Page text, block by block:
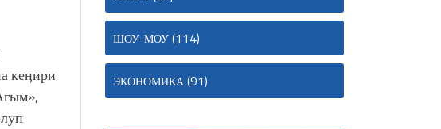
кеӊири
ШОУ-МОУ(114)
ЭКОНОМИКА(91)